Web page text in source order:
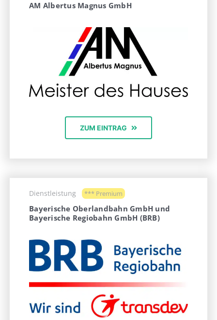
AM Albertus Magnus GmbH
ZUM EINTRAG
Dienstleistung *** Premium
Bayerische Oberlandbahn GmbH und
Bayerische Regiobahn GmbH (BRB)